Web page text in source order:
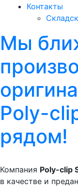
Контакты
Мы
Poly-
рядом!
Компания Poly-clip
в качестве и